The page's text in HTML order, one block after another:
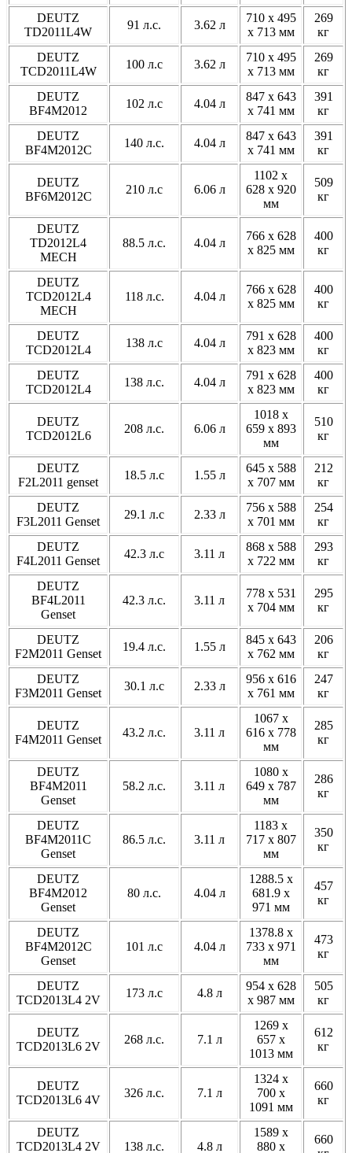
DEUTZ
TD2011L4W
91 л.с. 3.62 л
710 x 495
x 713 мм
269
кг
DEUTZ
TСD2011L4W
100 л.с 3.62 л
710 x 495
x 713 мм
269
кг
DEUTZ
BF4M2012
102 л.с 4.04 л
847 x 643
x 741 мм
391
кг
DEUTZ
BF4M2012C
140 л.с. 4.04 л
847 x 643
x 741 мм
391
кг
DEUTZ
BF6M2012C
210 л.с 6.06 л
1102 x
628 x 920
мм
509
кг
DEUTZ
TD2012L4
MECH
88.5 л.с. 4.04 л
766 x 628
x 825 мм
400
кг
DEUTZ
TCD2012L4
MECH
118 л.с. 4.04 л
766 x 628
x 825 мм
400
кг
DEUTZ
TСD2012L4
138 л.с 4.04 л
791 x 628
x 823 мм
400
кг
DEUTZ
TСD2012L4
138 л.с. 4.04 л
791 x 628
x 823 мм
400
кг
DEUTZ
TСD2012L6
208 л.с. 6.06 л
1018 x
659 x 893
мм
510
кг
DEUTZ
F2L2011 genset
18.5 л.с 1.55 л
645 x 588
x 707 мм
212
кг
DEUTZ
F3L2011 Genset
29.1 л.с 2.33 л
756 x 588
x 701 мм
254
кг
DEUTZ
F4L2011 Genset
42.3 л.с 3.11 л
868 x 588
x 722 мм
293
кг
DEUTZ
BF4L2011
Genset
42.3 л.с. 3.11 л
778 x 531
x 704 мм
295
кг
DEUTZ
F2M2011 Genset
19.4 л.с. 1.55 л
845 x 643
x 762 мм
206
кг
DEUTZ
F3M2011 Genset
30.1 л.с 2.33 л
956 x 616
x 761 мм
247
кг
DEUTZ
F4M2011 Genset
43.2 л.с. 3.11 л
1067 x
616 x 778
мм
285
кг
DEUTZ
BF4M2011
Genset
58.2 л.с. 3.11 л
1080 x
649 x 787
мм
286
кг
DEUTZ
BF4M2011C
Genset
86.5 л.с. 3.11 л
1183 x
717 x 807
мм
350
кг
DEUTZ
BF4M2012
Genset
80 л.с. 4.04 л
1288.5 x
681.9 x
971 мм
457
кг
DEUTZ
BF4M2012C
Genset
101 л.с 4.04 л
1378.8 x
733 x 971
мм
473
кг
DEUTZ
TCD2013L4 2V
173 л.с 4.8 л
954 x 628
x 987 мм
505
кг
DEUTZ
TCD2013L6 2V
268 л.с. 7.1 л
1269 x
657 x
1013 мм
612
кг
DEUTZ
TCD2013L6 4V
326 л.с. 7.1 л
1324 x
700 x
1091 мм
660
кг
DEUTZ
TCD2013L4 2V
138 л.с. 4.8 л
1589 x
880 x
660